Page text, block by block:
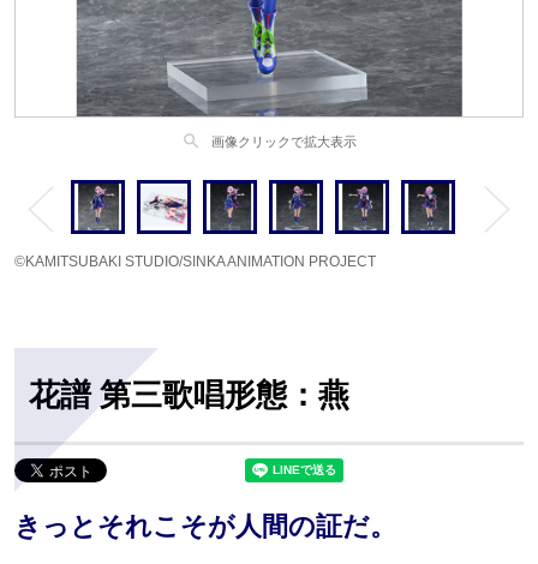
search 画像クリックで拡大表示
©KAMITSUBAKI STUDIO/SINKA ANIMATION PROJECT
花譜 第三歌唱形態：燕
きっとそれこそが人間の証だ。